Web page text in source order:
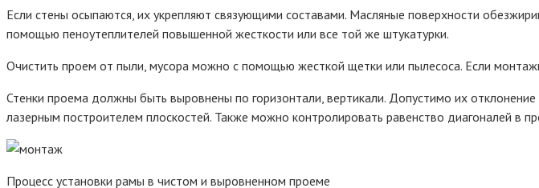
Если стены осыпаются, их укрепляют связующими составами. Масляные поверхности
помощью пеноутеплителей повышенной жесткости или все той же штукатурки.
Очистить проем от пыли, мусора можно с помощью жесткой щетки или пылесоса. Если
Стенки проема должны быть выровнены по горизонтали, вертикали. Допустимо их
лазерным построителем плоскостей. Также можно контролировать равенство диагоналей в
Процесс установки рамы в чистом и выровненном проеме